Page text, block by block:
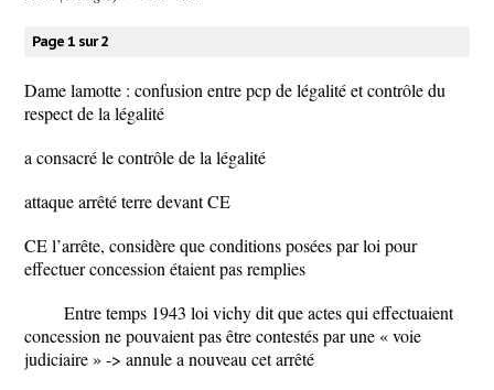
Page 1 sur 2
Dame lamotte : confusion entre pcp de légalité et contrôle du
respect de la légalité
a consacré le contrôle de la légalité
attaque arrêté terre devant CE
CE l’arrête, considère que conditions posées par loi pour
effectuer concession étaient pas remplies
Entre temps 1943 loi vichy dit que actes qui effectuaient
concession ne pouvaient pas être contestés par une « voie
judiciaire » -> annule a nouveau cet arrêté